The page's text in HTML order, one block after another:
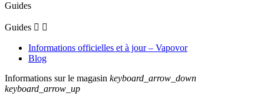
Guides
Guides  
Informations officielles et à jour – Vapovor
Blog
Informations sur le magasin keyboard_arrow_down
keyboard_arrow_up